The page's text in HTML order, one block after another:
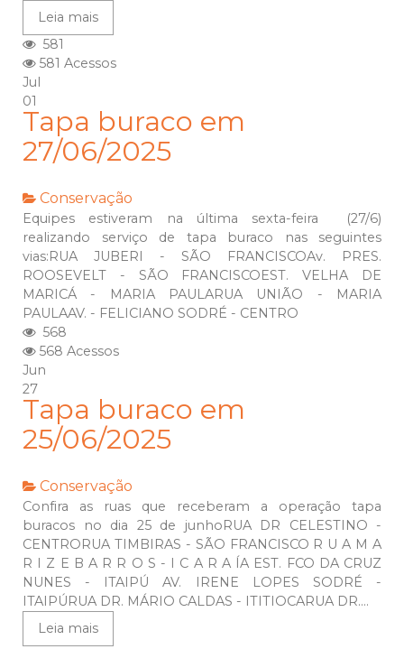
Leia mais
581
581 Acessos
Jul
01
Tapa buraco em
27/06/2025
Conservação
Equipes estiveram na última sexta-feira (27/6)
realizando serviço de tapa buraco nas seguintes
vias:RUA JUBERI - SÃO FRANCISCOAv. PRES.
ROOSEVELT - SÃO FRANCISCOEST. VELHA DE
MARICÁ - MARIA PAULARUA UNIÃO - MARIA
PAULAAV. - FELICIANO SODRÉ - CENTRO
568
568 Acessos
Jun
27
Tapa buraco em
25/06/2025
Conservação
Confira as ruas que receberam a operação tapa
buracos no dia 25 de junhoRUA DR CELESTINO -
CENTRORUA TIMBIRAS - SÃO FRANCISCO R U A M A
R I Z E B A R R O S - I C A R A ÍA EST. FCO DA CRUZ
NUNES - ITAIPÚ AV. IRENE LOPES SODRÉ -
ITAIPÚRUA DR. MÁRIO CALDAS - ITITIOCARUA DR....
Leia mais